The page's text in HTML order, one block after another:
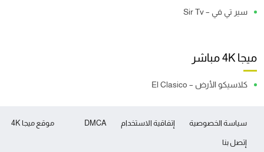
سير تي في – Sir Tv
ميجا 4K مباشر
كلاسيكو الأرض – El Clasico
موقع ميجا 4K سياسة الخصوصية إتفاقية الاستخدام DMCA
إتصل بنا